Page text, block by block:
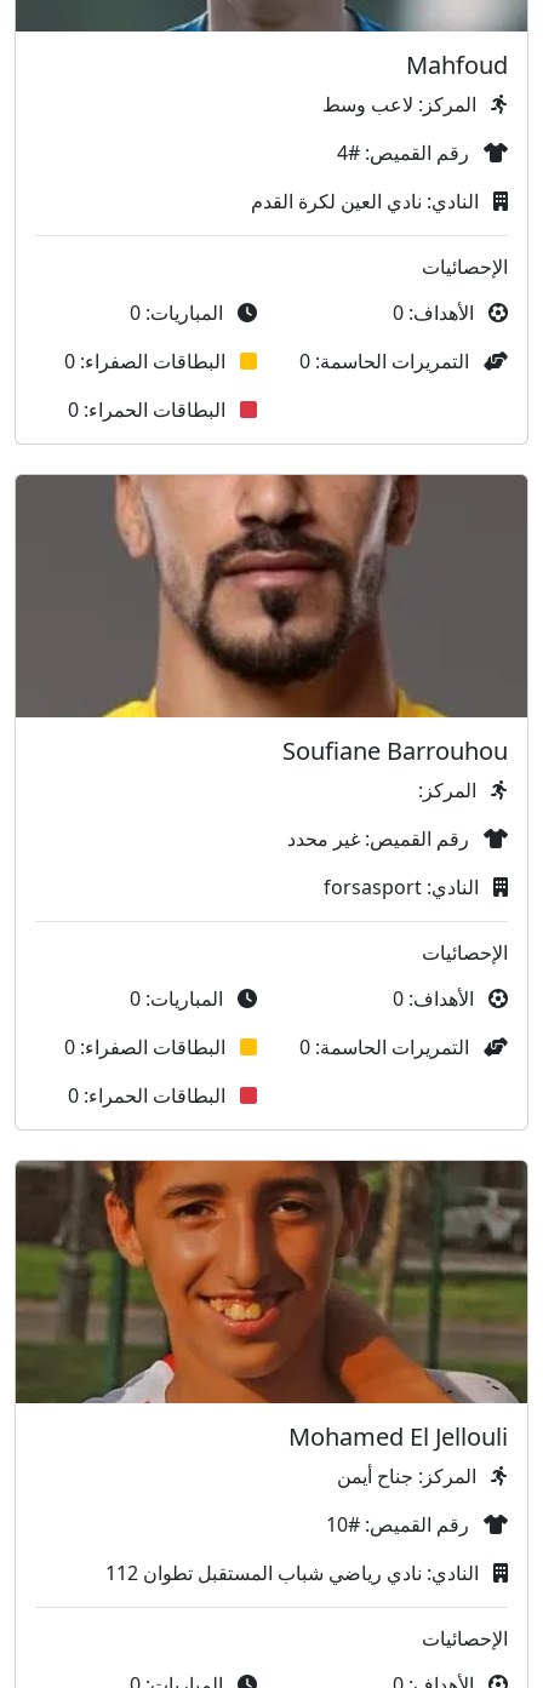
Mahfoud
المركز: لاعب وسط
رقم القميص: #4
النادي: نادي العين لكرة القدم
الإحصائيات
الأهداف: 0
التمريرات الحاسمة: 0
المباريات: 0
البطاقات الصفراء: 0
البطاقات الحمراء: 0
Soufiane Barrouhou
المركز:
رقم القميص: غير محدد
النادي: forsasport
الإحصائيات
الأهداف: 0
التمريرات الحاسمة: 0
المباريات: 0
البطاقات الصفراء: 0
البطاقات الحمراء: 0
Mohamed El Jellouli
المركز: جناح أيمن
رقم القميص: #10
النادي: نادي رياضي شباب المستقبل تطوان 112
الإحصائيات